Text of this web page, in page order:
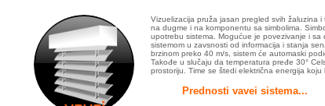
Vizuelizacija pruža jasan pregled svih žaluzina
na dugme i na komponentu sa simbolima.
upotrebu sistema. Mogućue je povezivanje i sa
sistemom u zavsnosti od informacija i stanja
brzinom preko 40 m/s, sistem će automaski
Takođe u slučaju da temperatura pređe 30°
prostoriju. Time se štedi električna energija koju
Prednosti vavei sistema...